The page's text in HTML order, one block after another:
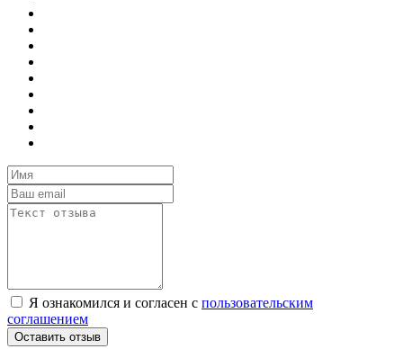
Я ознакомился и согласен с пользовательским
соглашением
Оставить отзыв